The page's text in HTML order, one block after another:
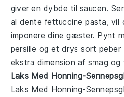
giver en dybde til saucen.
al dente fettuccine pasta, vil
imponere dine gæster. Pynt
persille og et drys sort
ekstra dimension af smag og
Laks Med Honning-
Laks Med Honning-